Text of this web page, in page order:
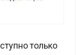
только